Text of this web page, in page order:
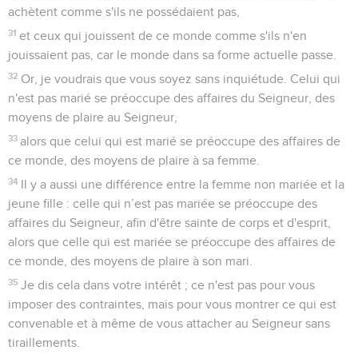
achètent comme s'ils ne possédaient pas,
31 et ceux qui jouissent de ce monde comme s'ils n'en
jouissaient pas, car le monde dans sa forme actuelle passe.
32 Or, je voudrais que vous soyez sans inquiétude. Celui qui
n'est pas marié se préoccupe des affaires du Seigneur, des
moyens de plaire au Seigneur,
33 alors que celui qui est marié se préoccupe des affaires de
ce monde, des moyens de plaire à sa femme.
34 Il y a aussi une différence entre la femme non mariée et la
jeune fille : celle qui n’est pas mariée se préoccupe des
affaires du Seigneur, afin d'être sainte de corps et d'esprit,
alors que celle qui est mariée se préoccupe des affaires de
ce monde, des moyens de plaire à son mari.
35 Je dis cela dans votre intérêt ; ce n'est pas pour vous
imposer des contraintes, mais pour vous montrer ce qui est
convenable et à même de vous attacher au Seigneur sans
tiraillements.